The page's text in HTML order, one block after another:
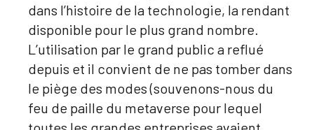
dans l’histoire de la technologie, la rendant
disponible pour le plus grand nombre.
L’utilisation par le grand public a reflué
depuis et il convient de ne pas tomber dans
le piège des modes (souvenons-nous du
feu de paille du metaverse pour lequel